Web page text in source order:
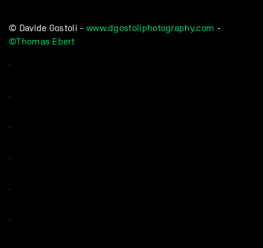
© Davide Gostoli - www.dgostoliphotography.com -
©Thomas Ebert